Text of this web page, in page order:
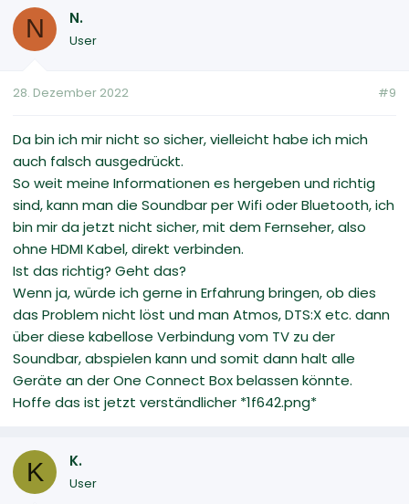
N N.
User
28. Dezember 2022 #9
Da bin ich mir nicht so sicher, vielleicht habe ich mich
auch falsch ausgedrückt.
So weit meine Informationen es hergeben und richtig
sind, kann man die Soundbar per Wifi oder Bluetooth, ich
bin mir da jetzt nicht sicher, mit dem Fernseher, also
ohne HDMI Kabel, direkt verbinden.
Ist das richtig? Geht das?
Wenn ja, würde ich gerne in Erfahrung bringen, ob dies
das Problem nicht löst und man Atmos, DTS:X etc. dann
über diese kabellose Verbindung vom TV zu der
Soundbar, abspielen kann und somit dann halt alle
Geräte an der One Connect Box belassen könnte.
Hoffe das ist jetzt verständlicher *1f642.png*
K K.
User